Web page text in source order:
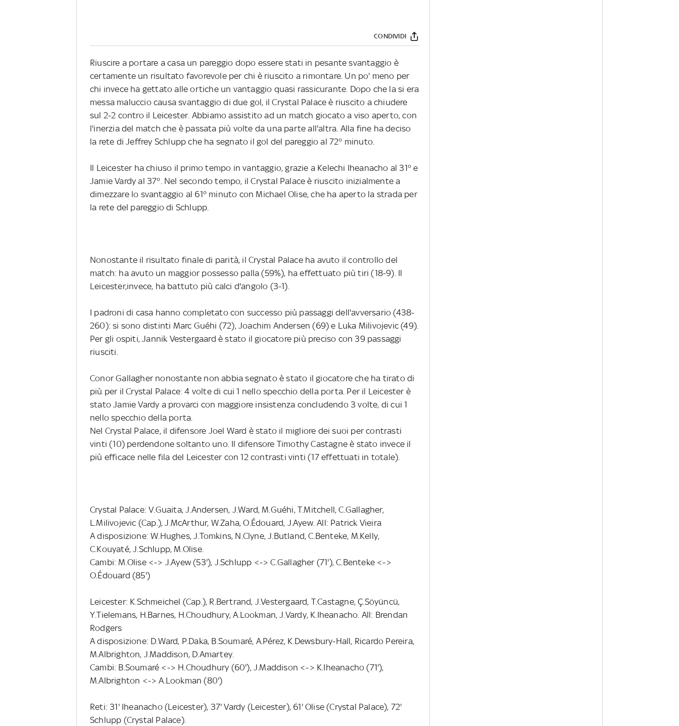
CONDIVIDI
Riuscire a portare a casa un pareggio dopo essere stati in pesante svantaggio è
certamente un risultato favorevole per chi è riuscito a rimontare. Un po' meno per
chi invece ha gettato alle ortiche un vantaggio quasi rassicurante. Dopo che la si era
messa maluccio causa svantaggio di due gol, il Crystal Palace è riuscito a chiudere
sul 2-2 contro il Leicester. Abbiamo assistito ad un match giocato a viso aperto, con
l'inerzia del match che è passata più volte da una parte all'altra. Alla fine ha deciso
la rete di Jeffrey Schlupp che ha segnato il gol del pareggio al 72° minuto.
Il Leicester ha chiuso il primo tempo in vantaggio, grazie a Kelechi Iheanacho al 31° e
Jamie Vardy al 37°. Nel secondo tempo, il Crystal Palace è riuscito inizialmente a
dimezzare lo svantaggio al 61° minuto con Michael Olise, che ha aperto la strada per
la rete del pareggio di Schlupp.
Nonostante il risultato finale di parità, il Crystal Palace ha avuto il controllo del
match: ha avuto un maggior possesso palla (59%), ha effettuato più tiri (18-9). Il
Leicester,invece, ha battuto più calci d'angolo (3-1).
I padroni di casa hanno completato con successo più passaggi dell'avversario (438-
260): si sono distinti Marc Guéhi (72), Joachim Andersen (69) e Luka Milivojevic (49).
Per gli ospiti, Jannik Vestergaard è stato il giocatore più preciso con 39 passaggi
riusciti.
Conor Gallagher nonostante non abbia segnato è stato il giocatore che ha tirato di
più per il Crystal Palace: 4 volte di cui 1 nello specchio della porta. Per il Leicester è
stato Jamie Vardy a provarci con maggiore insistenza concludendo 3 volte, di cui 1
nello specchio della porta.
Nel Crystal Palace, il difensore Joel Ward è stato il migliore dei suoi per contrasti
vinti (10) perdendone soltanto uno. Il difensore Timothy Castagne è stato invece il
più efficace nelle fila del Leicester con 12 contrasti vinti (17 effettuati in totale).
Crystal Palace: V.Guaita, J.Andersen, J.Ward, M.Guéhi, T.Mitchell, C.Gallagher,
L.Milivojevic (Cap.), J.McArthur, W.Zaha, O.Édouard, J.Ayew. All: Patrick Vieira
A disposizione: W.Hughes, J.Tomkins, N.Clyne, J.Butland, C.Benteke, M.Kelly,
C.Kouyaté, J.Schlupp, M.Olise.
Cambi: M.Olise <-> J.Ayew (53'), J.Schlupp <-> C.Gallagher (71'), C.Benteke <->
O.Édouard (85')
Leicester: K.Schmeichel (Cap.), R.Bertrand, J.Vestergaard, T.Castagne, Ç.Söyüncü,
Y.Tielemans, H.Barnes, H.Choudhury, A.Lookman, J.Vardy, K.Iheanacho. All: Brendan
Rodgers
A disposizione: D.Ward, P.Daka, B.Soumaré, A.Pérez, K.Dewsbury-Hall, Ricardo Pereira,
M.Albrighton, J.Maddison, D.Amartey.
Cambi: B.Soumaré <-> H.Choudhury (60'), J.Maddison <-> K.Iheanacho (71'),
M.Albrighton <-> A.Lookman (80')
Reti: 31' Iheanacho (Leicester), 37' Vardy (Leicester), 61' Olise (Crystal Palace), 72'
Schlupp (Crystal Palace).